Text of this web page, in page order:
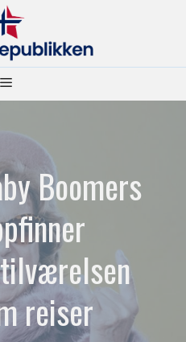
Meny
Boomers
reiser